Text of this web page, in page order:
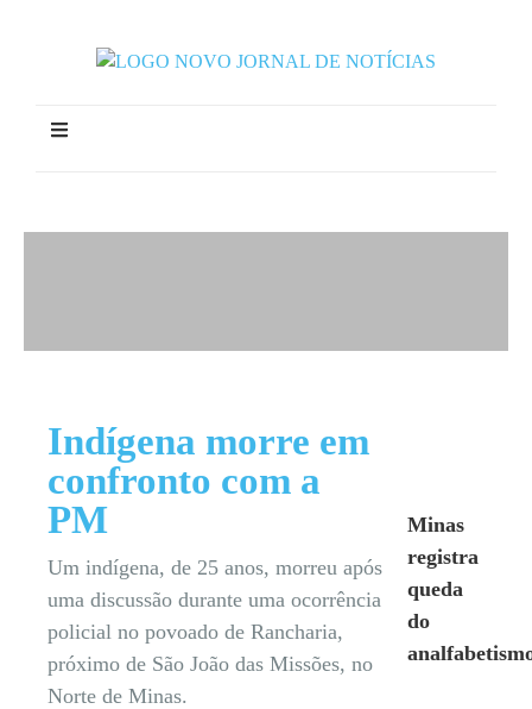
Indígena morre em
confronto com a
PM
Um indígena, de 25 anos, morreu após
uma discussão durante uma ocorrência
policial no povoado de Rancharia,
próximo de São João das Missões, no
Norte de Minas.
Minas
registra
queda
do